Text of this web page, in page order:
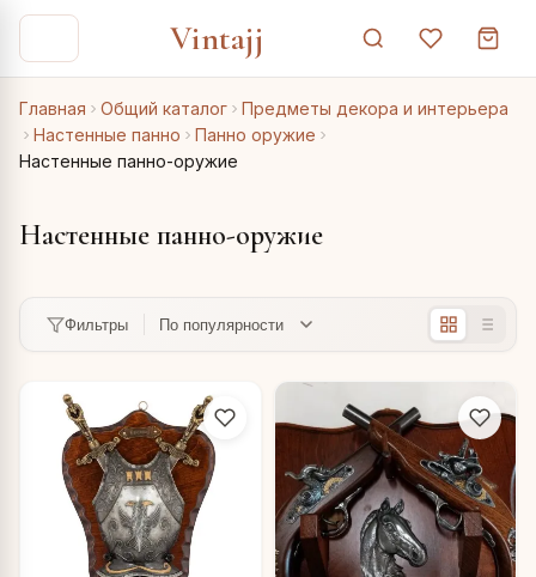
Vintajj
Главная Общий каталог
Предметы декора и интерьера
Настенные панно
Панно оружие
Настенные панно-оружие
Настенные панно-оружие
Фильтры